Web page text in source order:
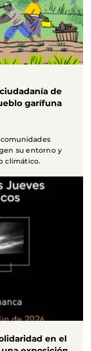
de
garífuna
su entorno y
climático.
en el